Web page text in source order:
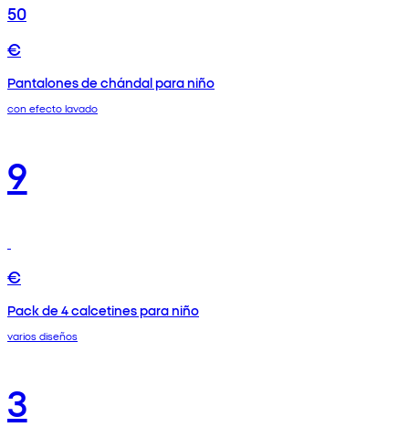
50
€
Pantalones de chándal para niño
con efecto lavado
9
€
Pack de 4 calcetines para niño
varios diseños
3